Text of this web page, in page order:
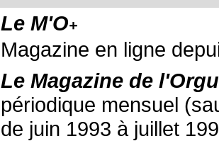
Le M'O+
Magazine en ligne
Le Magazine de
périodique mensuel
de juin 1993 à juillet